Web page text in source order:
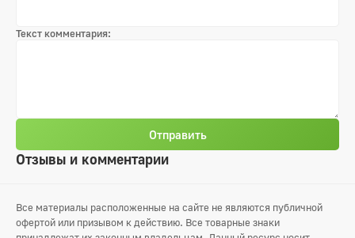
Отзывы и комментарии
Текст комментария:
Отправить
Все материалы расположенные на сайте не являются публичной
офертой или призывом к действию. Все товарные знаки